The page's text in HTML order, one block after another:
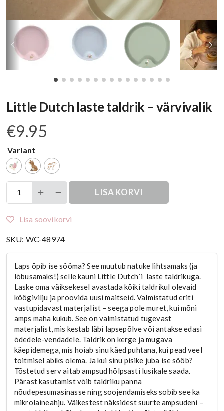
Little Dutch laste taldrik – värvivalik
€9.95
Variant
Dutch
taldrik
värvivalik
kogus
LISA KORVI
Lisa soovikorvi
SKU: WC-48974
Laps õpib ise sööma? See muutub natuke lihtsamaks (ja
lõbusamaks!) selle kauni Little Dutch´i laste taldrikuga.
Laske oma väiksekesel avastada kõiki taldrikul olevaid
köögivilju ja proovida uusi maitseid. Valmistatud eriti
vastupidavast materjalist – seega pole muret, kui mõni
amps maha kukub. See on valmistatud tugevast
materjalist, mis kestab läbi lapsepõlve või antakse edasi
õdedele-vendadele. Taldrik on kerge ja mugava
käepidemega, mis hoiab sinu käed puhtana, kui pead veel
toitmisel abiks olema. Ja kui sinu pisike juba ise sööb?
Tõstetud serv aitab ampsud hõlpsasti lusikale saada.
Pärast kasutamist võib taldriku panna
nõudepesumasinasse ning soojendamiseks sobib see ka
mikrolaineahju. Väikestest näksidest suurte ampsudeni –